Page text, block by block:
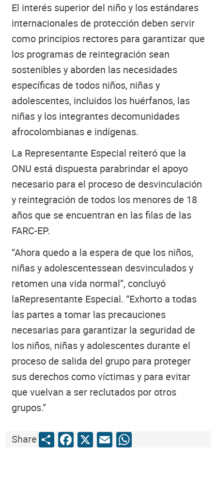
El interés superior del niño y los estándares
internacionales de protección deben servir
como principios rectores para garantizar que
los programas de reintegración sean
sostenibles y aborden las necesidades
específicas de todos niños, niñas y
adolescentes, incluidos los huérfanos, las
niñas y los integrantes decomunidades
afrocolombianas e indígenas.
La Representante Especial reiteró que la
ONU está dispuesta parabrindar el apoyo
necesario para el proceso de desvinculación
y reintegración de todos los menores de 18
años que se encuentran en las filas de las
FARC-EP.
“Ahora quedo a la espera de que los niños,
niñas y adolescentessean desvinculados y
retomen una vida normal”, concluyó
laRepresentante Especial. “Exhorto a todas
las partes a tomar las precauciones
necesarias para garantizar la seguridad de
los niños, niñas y adolescentes durante el
proceso de salida del grupo para proteger
sus derechos como víctimas y para evitar
que vuelvan a ser reclutados por otros
grupos.”
ShareShareFacebook
X EmailWhatsApp